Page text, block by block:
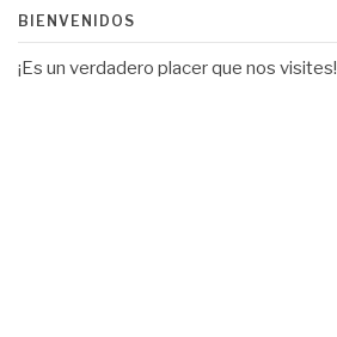
BIENVENIDOS
¡Es un verdadero placer que nos visites!